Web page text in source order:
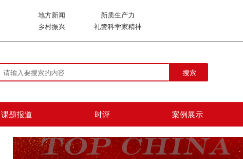
地方新闻
新质生产力
乡村振兴 礼赞科学家精神
搜索
课题报道 时评 案例展示